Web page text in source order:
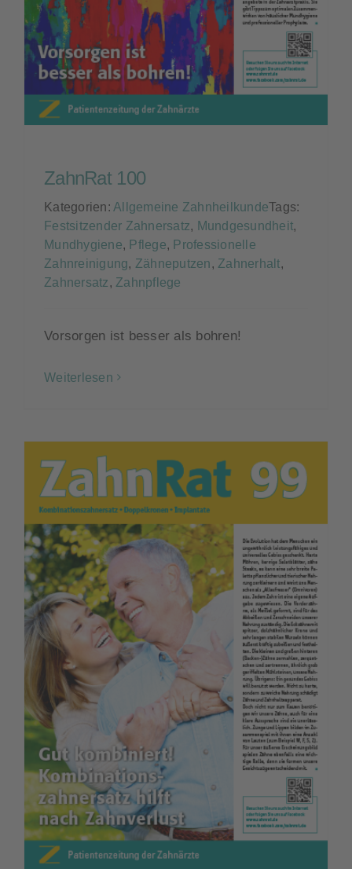
Kontakt
ZahnRat 100
Kategorien: Allgemeine ZahnheilkundeTags:
Festsitzender Zahnersatz, Mundgesundheit,
Mundhygiene, Pflege, Professionelle
Zahnreinigung, Zähneputzen, Zahnerhalt,
Zahnersatz, Zahnpflege
Vorsorgen ist besser als bohren!
Weiterlesen